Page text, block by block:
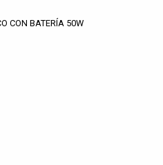
CON BATERÍA 50W